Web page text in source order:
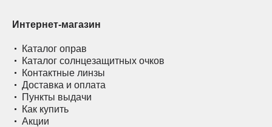
Интернет-магазин
Каталог оправ
Каталог солнцезащитных очков
Контактные линзы
Доставка и оплата
Пункты выдачи
Как купить
Акции